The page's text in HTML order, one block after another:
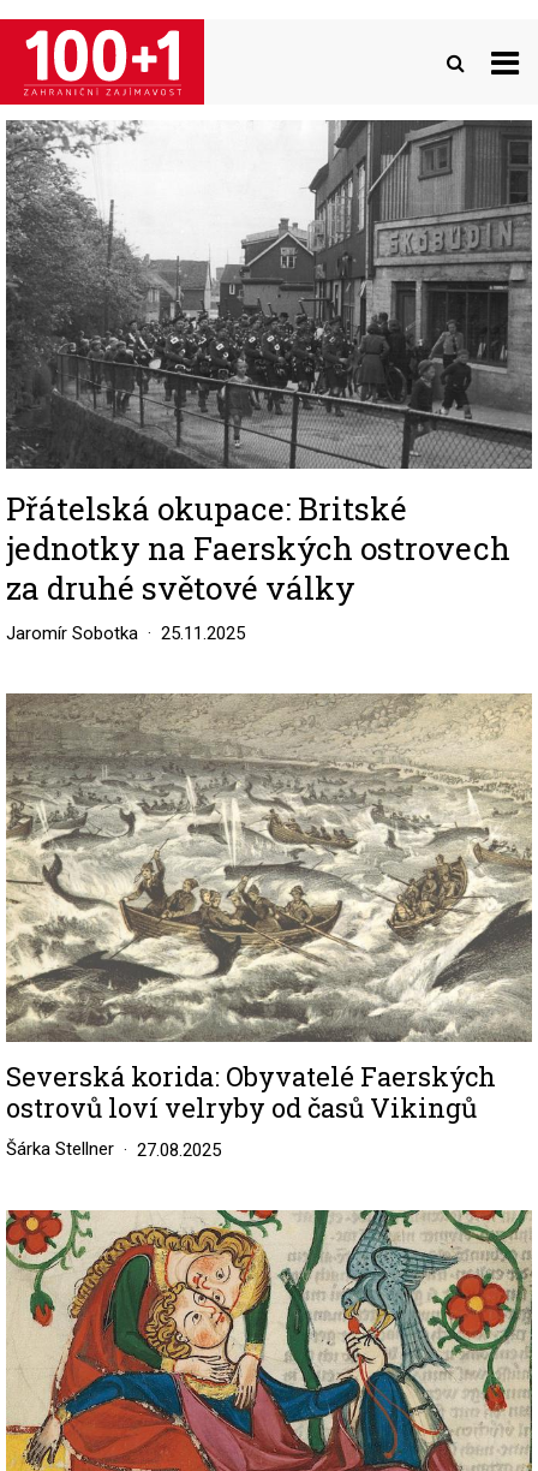
Přejít
hlavnímu
obsahu
Image
Přátelská okupace: Britské
jednotky na Faerských ostrovech
za druhé světové války
Jaromír Sobotka 25.11.2025
Image
Severská korida: Obyvatelé Faerských
ostrovů loví velryby od časů Vikingů
Šárka Stellner 27.08.2025
Image